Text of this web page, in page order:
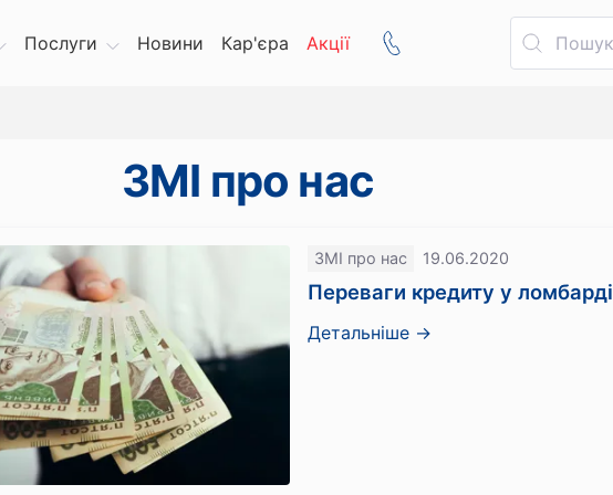
Послуги Новини Кар'єра Акції
ЗМІ про нас
ЗМІ про нас 19.06.2020
Переваги кредиту у ломбарді
Детальніше →